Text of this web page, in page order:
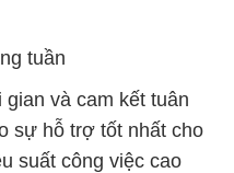
tuần
và cam kết tuân
sự hỗ trợ tốt nhất cho
suất công việc cao